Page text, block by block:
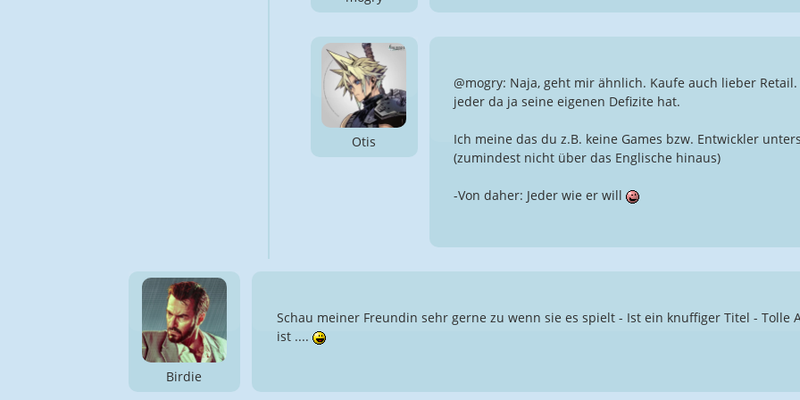
Otis
@mogry: Naja, geht mir ähnlich. Kaufe auch lieber
jeder da ja seine eigenen Defizite hat.
Ich meine das du z.B. keine Games bzw. Entwickler
(zumindest nicht über das Englische hinaus)
-Von daher: Jeder wie er will
Birdie
Schau meiner Freundin sehr gerne zu wenn sie es spielt - Ist ein knuffiger Titel -
ist ....